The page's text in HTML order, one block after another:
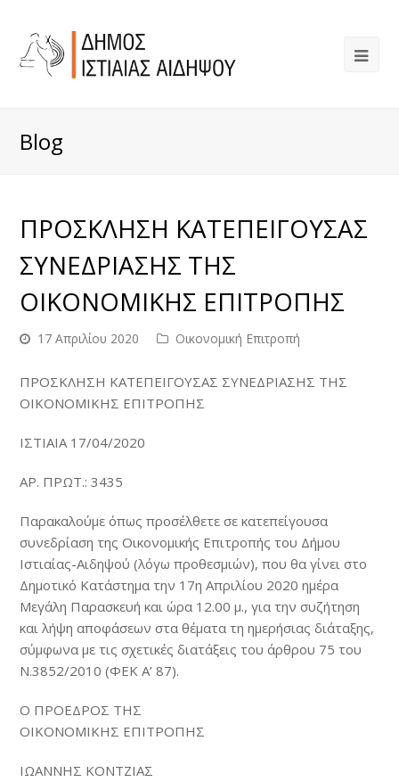
Blog
ΠΡΟΣΚΛΗΣΗ ΚΑΤΕΠΕΙΓΟΥΣΑΣ
ΣΥΝΕΔΡΙΑΣΗΣ ΤΗΣ
ΟΙΚΟΝΟΜΙΚΗΣ ΕΠΙΤΡΟΠΗΣ
17 Απριλίου 2020 Οικονομική Επιτροπή
ΠΡΟΣΚΛΗΣΗ ΚΑΤΕΠΕΙΓΟΥΣΑΣ ΣΥΝΕΔΡΙΑΣΗΣ ΤΗΣ
ΟΙΚΟΝΟΜΙΚΗΣ ΕΠΙΤΡΟΠΗΣ
ΙΣΤΙΑΙΑ 17/04/2020
ΑΡ. ΠΡΩΤ.: 3435
Παρακαλούμε όπως προσέλθετε σε κατεπείγουσα
συνεδρίαση της Οικονομικής Επιτροπής του Δήμου
Ιστιαίας-Αιδηψού (λόγω προθεσμιών), που θα γίνει στο
Δημοτικό Κατάστημα την 17η Απριλίου 2020 ημέρα
Μεγάλη Παρασκευή και ώρα 12.00 μ., για την συζήτηση
και λήψη αποφάσεων στα θέματα τη ημερήσιας διάταξης,
σύμφωνα με τις σχετικές διατάξεις του άρθρου 75 του
Ν.3852/2010 (ΦΕΚ Α’ 87).
Ο ΠΡΟΕΔΡΟΣ ΤΗΣ
ΟΙΚΟΝΟΜΙΚΗΣ ΕΠΙΤΡΟΠΗΣ
ΙΩΑΝΝΗΣ ΚΟΝΤΖΙΑΣ